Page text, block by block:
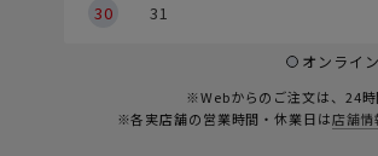
30
31
オンライ
※Webからのご注文は、24時
※各実店舗の営業時間・休業日は店舗情